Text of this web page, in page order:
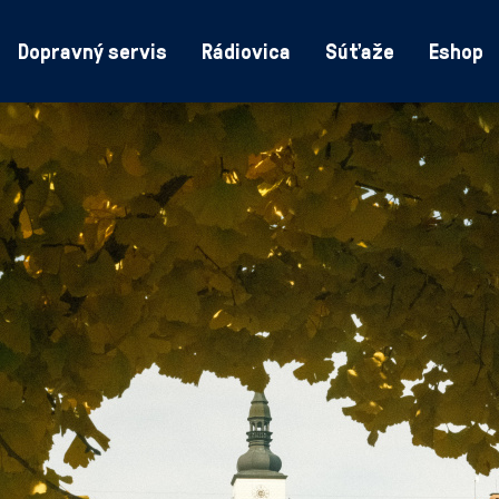
Dopravný servis Rádiovica Súťaže Eshop